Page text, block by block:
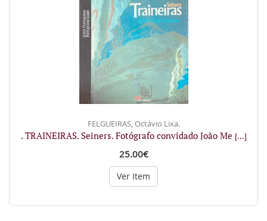
FELGUEIRAS, Octávio Lixa.
. TRAINEIRAS. Seiners. Fotógrafo convidado João Me [...]
25.00€
Ver Item